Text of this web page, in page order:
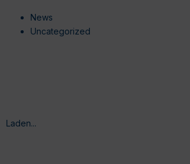
News
Uncategorized
Laden...